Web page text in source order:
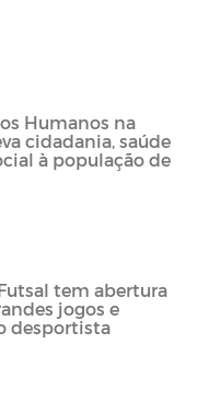
Humanos na
cidadania, saúde
à população de
tem abertura
jogos e
desportista